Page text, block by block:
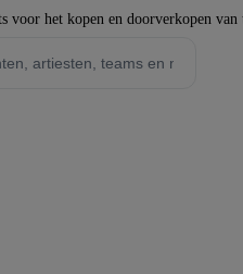
voor het kopen en doorverkopen